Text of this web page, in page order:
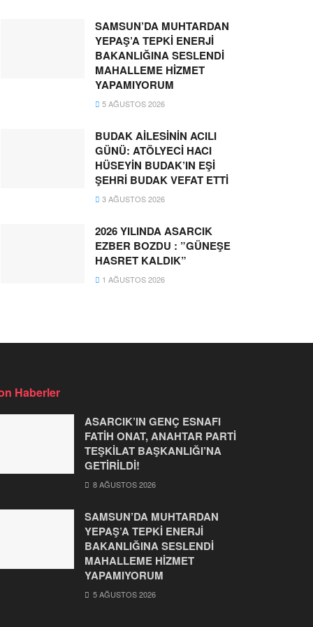
SAMSUN’DA MUHTARDAN
YEPAŞ’A TEPKİ ENERJİ
BAKANLIĞINA SESLENDİ
MAHALLEME HİZMET
YAPAMIYORUM
5 AĞUSTOS 2026
BUDAK AİLESİNİN ACILI
GÜNÜ: ATÖLYECİ HACI
HÜSEYİN BUDAK’IN EŞİ
ŞEHRİ BUDAK VEFAT ETTİ
3 AĞUSTOS 2026
2026 YILINDA ASARCIK
EZBER BOZDU : ”GÜNEŞE
HASRET KALDIK”
1 AĞUSTOS 2026
Haberler
ASARCIK’IN GENÇ ESNAFI
FATİH ONAT, ANAHTAR PARTİ
TEŞKİLAT BAŞKANLIĞI’NA
GETİRİLDİ!
8 AĞUSTOS 2026
SAMSUN’DA MUHTARDAN
YEPAŞ’A TEPKİ ENERJİ
BAKANLIĞINA SESLENDİ
MAHALLEME HİZMET
YAPAMIYORUM
5 AĞUSTOS 2026